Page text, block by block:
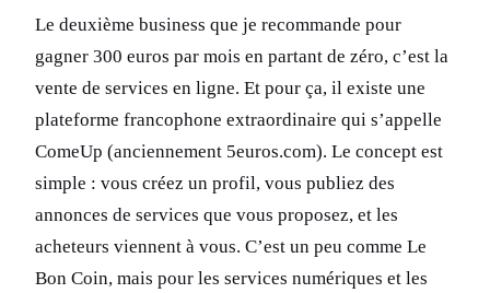
Le deuxième business que je recommande pour
gagner 300 euros par mois en partant de zéro, c’est la
vente de services en ligne. Et pour ça, il existe une
plateforme francophone extraordinaire qui s’appelle
ComeUp (anciennement 5euros.com). Le concept est
simple : vous créez un profil, vous publiez des
annonces de services que vous proposez, et les
acheteurs viennent à vous. C’est un peu comme Le
Bon Coin, mais pour les services numériques et les